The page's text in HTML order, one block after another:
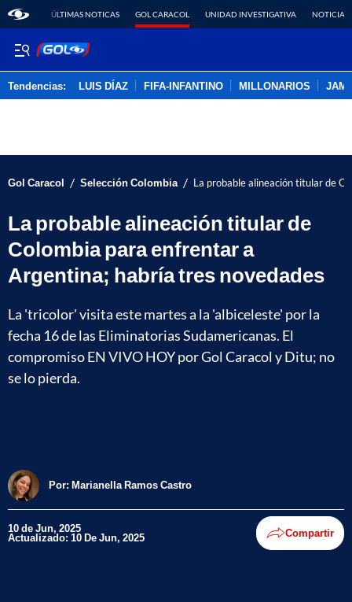
ÚLTIMAS NOTICAS GOL CARACOL UNIDAD INVESTIGATIVA NOTICIAS
Tendencias: LUIS DÍAZ FIFA-INFANTINO MILLONARIOS
Gol Caracol / Selección Colombia / La probable alineación titular de
La probable alineación titular de
Colombia para enfrentar a
Argentina; habría tres novedades
La 'tricolor' visita este martes a la 'albiceleste' por la
fecha 16 de las Eliminatorias Sudamericanas. El
compromiso EN VIVO HOY por Gol Caracol y Ditu; no
se lo pierda.
Por: Marianella Ramos Castro
10 de Jun, 2025
Actualizado: 10 De Jun, 2025 Compartir